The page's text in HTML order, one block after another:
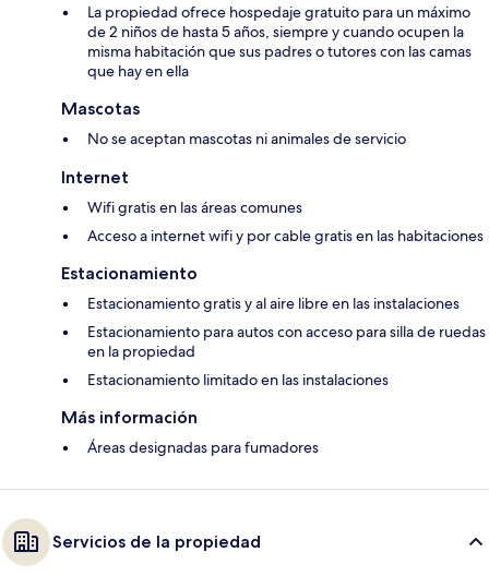
La propiedad ofrece hospedaje gratuito para un máximo
de 2 niños de hasta 5 años, siempre y cuando ocupen la
misma habitación que sus padres o tutores con las camas
que hay en ella
Mascotas
No se aceptan mascotas ni animales de servicio
Internet
Wifi gratis en las áreas comunes
Acceso a internet wifi y por cable gratis en las habitaciones
Estacionamiento
Estacionamiento gratis y al aire libre en las instalaciones
Estacionamiento para autos con acceso para silla de ruedas
en la propiedad
Estacionamiento limitado en las instalaciones
Más información
Áreas designadas para fumadores
Servicios de la propiedad